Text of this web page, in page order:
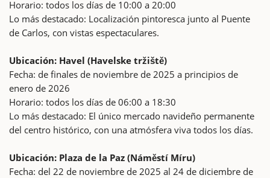
Horario: todos los días de 10:00 a 20:00
Lo más destacado: Localización pintoresca junto al Puente
de Carlos, con vistas espectaculares.
Ubicación: Havel (Havelske tržiště)
Fecha: de finales de noviembre de 2025 a principios de
enero de 2026
Horario: todos los días de 06:00 a 18:30
Lo más destacado: El único mercado navideño permanente
del centro histórico, con una atmósfera viva todos los días.
Ubicación: Plaza de la Paz (Náměstí Míru)
Fecha: del 22 de noviembre de 2025 al 24 de diciembre de